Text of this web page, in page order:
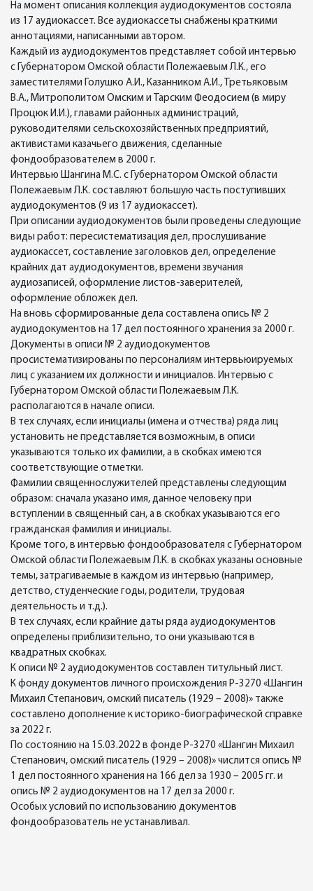
На момент описания коллекция аудиодокументов состояла
из 17 аудиокассет. Все аудиокассеты снабжены краткими
аннотациями, написанными автором.
Каждый из аудиодокументов представляет собой интервью
с Губернатором Омской области Полежаевым Л.К., его
заместителями Голушко А.И., Казанником А.И., Третьяковым
В.А., Митрополитом Омским и Тарским Феодосием (в миру
Процюк И.И.), главами районных администраций,
руководителями сельскохозяйственных предприятий,
активистами казачьего движения, сделанные
фондообразователем в 2000 г.
Интервью Шангина М.С. с Губернатором Омской области
Полежаевым Л.К. составляют большую часть поступивших
аудиодокументов (9 из 17 аудиокассет).
При описании аудиодокументов были проведены следующие
виды работ: пересистематизация дел, прослушивание
аудиокассет, составление заголовков дел, определение
крайних дат аудиодокументов, времени звучания
аудиозаписей, оформление листов-заверителей,
оформление обложек дел.
На вновь сформированные дела составлена опись № 2
аудиодокументов на 17 дел постоянного хранения за 2000 г.
Документы в описи № 2 аудиодокументов
просистематизированы по персоналиям интервьюируемых
лиц с указанием их должности и инициалов. Интервью с
Губернатором Омской области Полежаевым Л.К.
располагаются в начале описи.
В тех случаях, если инициалы (имена и отчества) ряда лиц
установить не представляется возможным, в описи
указываются только их фамилии, а в скобках имеются
соответствующие отметки.
Фамилии священнослужителей представлены следующим
образом: сначала указано имя, данное человеку при
вступлении в священный сан, а в скобках указываются его
гражданская фамилия и инициалы.
Кроме того, в интервью фондообразователя с Губернатором
Омской области Полежаевым Л.К. в скобках указаны основные
темы, затрагиваемые в каждом из интервью (например,
детство, студенческие годы, родители, трудовая
деятельность и т.д.).
В тех случаях, если крайние даты ряда аудиодокументов
определены приблизительно, то они указываются в
квадратных скобках.
К описи № 2 аудиодокументов составлен титульный лист.
К фонду документов личного происхождения Р-3270 «Шангин
Михаил Степанович, омский писатель (1929 – 2008)» также
составлено дополнение к историко-биографической справке
за 2022 г.
По состоянию на 15.03.2022 в фонде Р-3270 «Шангин Михаил
Степанович, омский писатель (1929 – 2008)» числится опись №
1 дел постоянного хранения на 166 дел за 1930 – 2005 гг. и
опись № 2 аудиодокументов на 17 дел за 2000 г.
Особых условий по использованию документов
фондообразователь не устанавливал.